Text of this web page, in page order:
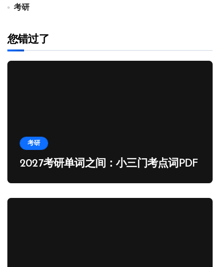
考研
您错过了
考研
2027考研单词之间：小三门考点词PDF